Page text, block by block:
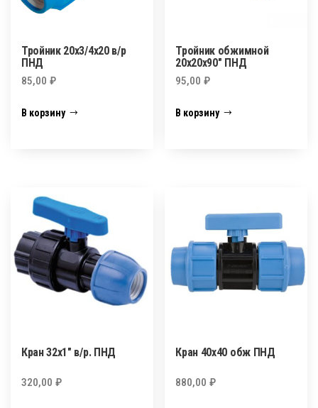
Тройник 20х3/4х20 в/р
ПНД
85,00 ₽
В корзину
Тройник обжимной
20х20х90″ ПНД
95,00₽
В корзину
Кран 32х1″ в/р. ПНД
320,00 ₽
Кран 40х40 обж ПНД
880,00₽